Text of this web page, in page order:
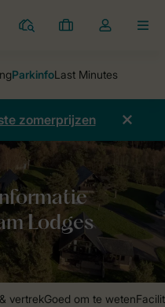
Parken
Mijn
Open
mijn
account
zomerprijzen